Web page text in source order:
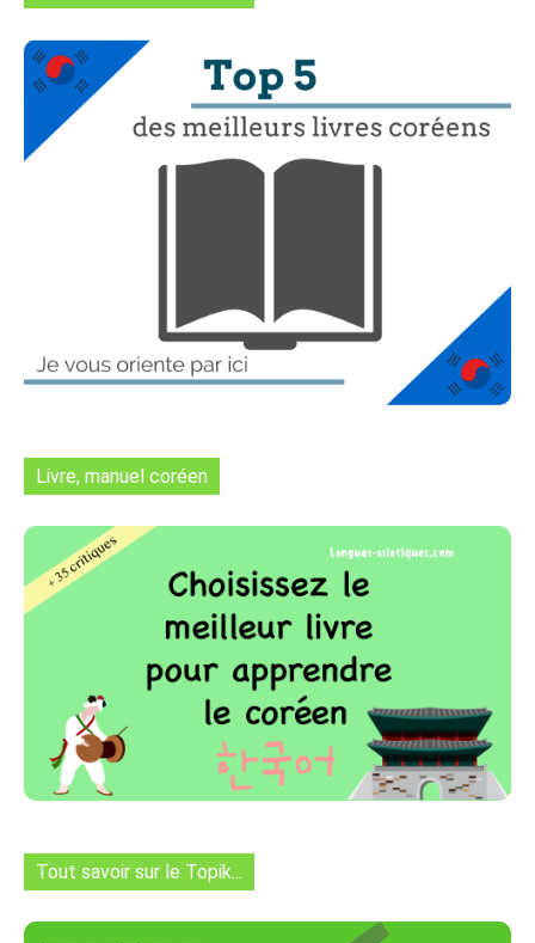
Livre, manuel coréen
Tout savoir sur le Topik...